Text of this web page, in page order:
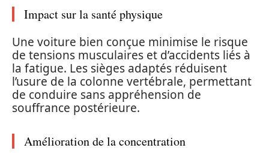
Impact sur la santé physique
Une voiture bien conçue minimise le risque
de tensions musculaires et d’accidents liés à
la fatigue. Les sièges adaptés réduisent
l’usure de la colonne vertébrale, permettant
de conduire sans appréhension de
souffrance postérieure.
Amélioration de la concentration